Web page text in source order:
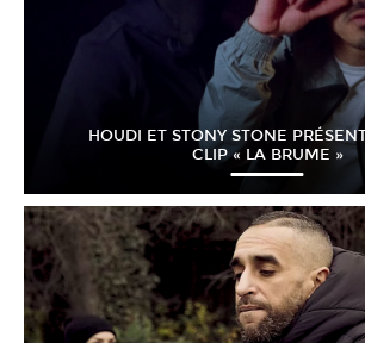
HOUDI ET STONY STONE
CLIP « LA BRUME »